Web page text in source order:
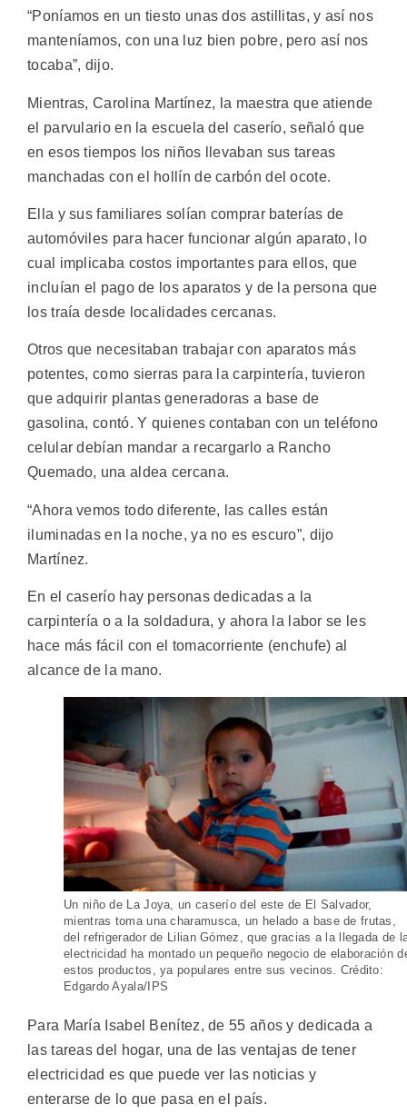
“Poníamos en un tiesto unas dos astillitas, y así nos
manteníamos, con una luz bien pobre, pero así nos
tocaba”, dijo.
Mientras, Carolina Martínez, la maestra que atiende
el parvulario en la escuela del caserío, señaló que
en esos tiempos los niños llevaban sus tareas
manchadas con el hollín de carbón del ocote.
Ella y sus familiares solían comprar baterías de
automóviles para hacer funcionar algún aparato, lo
cual implicaba costos importantes para ellos, que
incluían el pago de los aparatos y de la persona que
los traía desde localidades cercanas.
Otros que necesitaban trabajar con aparatos más
potentes, como sierras para la carpintería, tuvieron
que adquirir plantas generadoras a base de
gasolina, contó. Y quienes contaban con un teléfono
celular debían mandar a recargarlo a Rancho
Quemado, una aldea cercana.
“Ahora vemos todo diferente, las calles están
iluminadas en la noche, ya no es escuro”, dijo
Martínez.
En el caserío hay personas dedicadas a la
carpintería o a la soldadura, y ahora la labor se les
hace más fácil con el tomacorriente (enchufe) al
alcance de la mano.
Un niño de La Joya, un caserío del este de El Salvador,
mientras toma una charamusca, un helado a base de frutas,
del refrigerador de Lilian Gómez, que gracias a la llegada de
electricidad ha montado un pequeño negocio de elaboración
estos productos, ya populares entre sus vecinos. Crédito:
Edgardo Ayala/IPS
Para María Isabel Benítez, de 55 años y dedicada a
las tareas del hogar, una de las ventajas de tener
electricidad es que puede ver las noticias y
enterarse de lo que pasa en el país.